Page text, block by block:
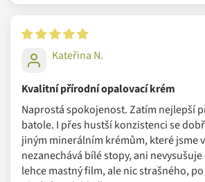
Třtina sice pochází z Brazílie, pěstovaná je
zodpovědně. Ačkoli je Brazílie hlavní
cukrové třtiny, na její pěstování se užívá
zemědělské plochy a ta zcela vylučuje
"bagasse", která se používá k výrobě
materiál z pěstování třtiny se pak využívá
Pěstování cukrové třiny probíhá tedy v
prostředím a s respektem k místním
Kateřina N.
Kvalitní přírodní opalovací krém
Naprostá spokojenost. Zatím nejlepší
batole. I přes hustší konzistenci se
jiným minerálním krémům, které jsme
nezanechává bílé stopy, ani
lehce mastný film, ale nic strašného,